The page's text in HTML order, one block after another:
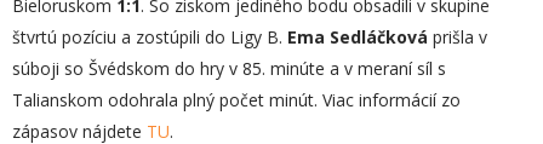
Bieloruskom 1:1. So ziskom jediného bodu obsadili v skupine
štvrtú pozíciu a zostúpili do Ligy B. Ema Sedláčková prišla v
súboji so Švédskom do hry v 85. minúte a v meraní síl s
Talianskom odohrala plný počet minút. Viac informácií zo
zápasov nájdete TU.